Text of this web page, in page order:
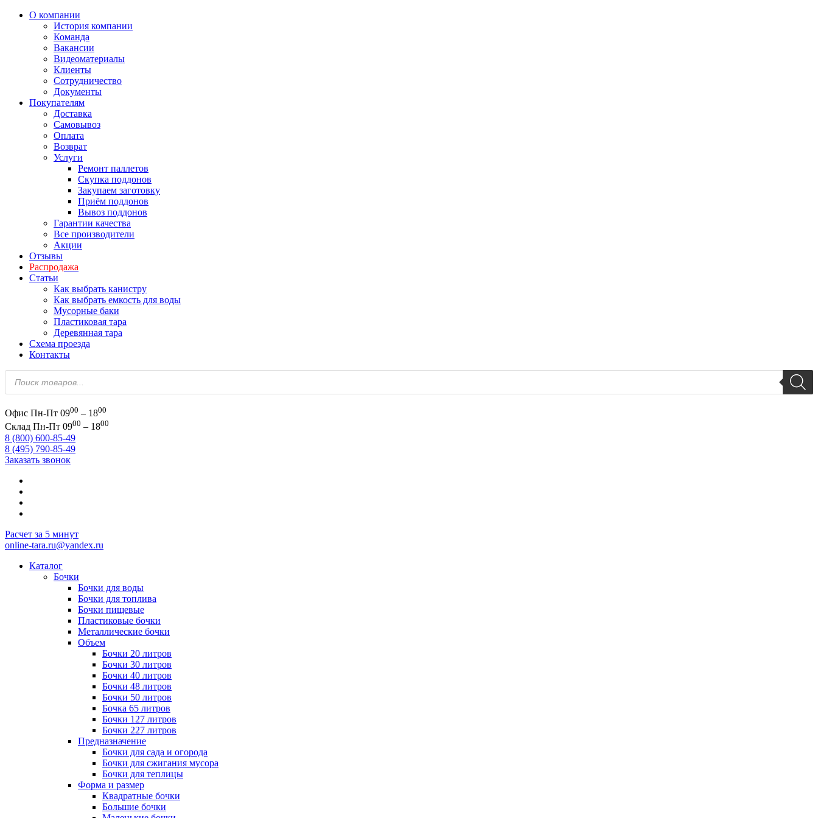
О компании
История компании
Команда
Вакансии
Видеоматериалы
Клиенты
Сотрудничество
Документы
Покупателям
Доставка
Самовывоз
Оплата
Возврат
Услуги
Ремонт паллетов
Скупка поддонов
Закупаем заготовку
Приём поддонов
Вывоз поддонов
Гарантии качества
Все производители
Акции
Отзывы
Распродажа
Статьи
Как выбрать канистру
Как выбрать емкость для воды
Мусорные баки
Пластиковая тара
Деревянная тара
Схема проезда
Контакты
Поиск
товаров
Офис Пн-Пт 0900 – 1800
Склад Пн-Пт 0900 – 1800
8 (800) 600-85-49
8 (495) 790-85-49
Заказать звонок
Расчет за 5 минут
online-tara.ru@yandex.ru
Каталог
Бочки
Бочки для воды
Бочки для топлива
Бочки пищевые
Пластиковые бочки
Металлические бочки
Объем
Бочки 20 литров
Бочки 30 литров
Бочки 40 литров
Бочки 48 литров
Бочки 50 литров
Бочка 65 литров
Бочки 127 литров
Бочки 227 литров
Предназначение
Бочки для сада и огорода
Бочки для сжигания мусора
Бочки для теплицы
Форма и размер
Квадратные бочки
Большие бочки